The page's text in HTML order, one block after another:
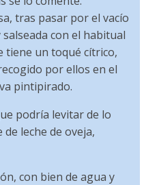
tras pasar por el vacío
con el habitual
tiene un toqué cítrico,
por ellos en el
pintipirado.
podría levitar de lo
leche de oveja,
con bien de agua y